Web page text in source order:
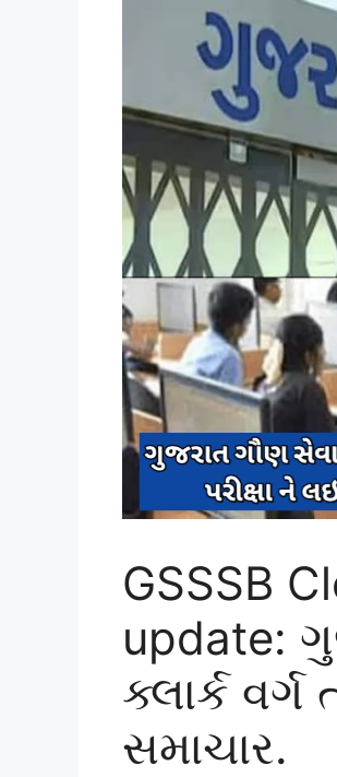
GSSSB
update:
ક્લાર્ક
સમાચાર.